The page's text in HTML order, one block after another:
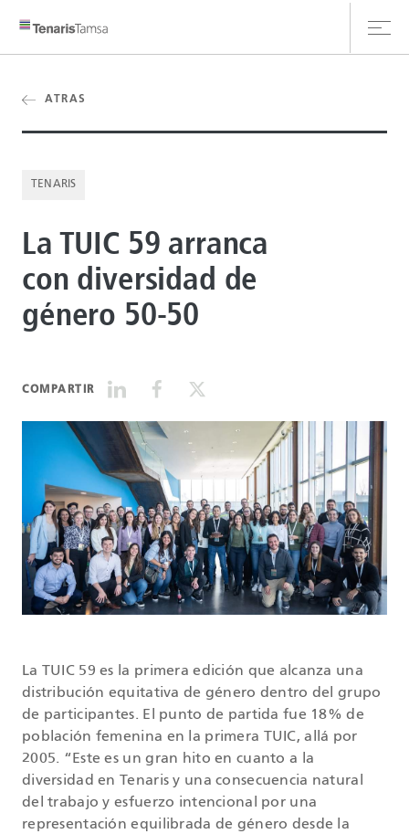
ATRAS
TENARIS
La TUIC 59 arranca
con diversidad de
género 50-50
COMPARTIR
La TUIC 59 es la primera edición que alcanza una
distribución equitativa de género dentro del grupo
de participantes. El punto de partida fue 18% de
población femenina en la primera TUIC, allá por
2005. “Este es un gran hito en cuanto a la
diversidad en Tenaris y una consecuencia natural
del trabajo y esfuerzo intencional por una
representación equilibrada de género desde la